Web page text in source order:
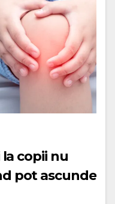
copii nu
pot ascunde